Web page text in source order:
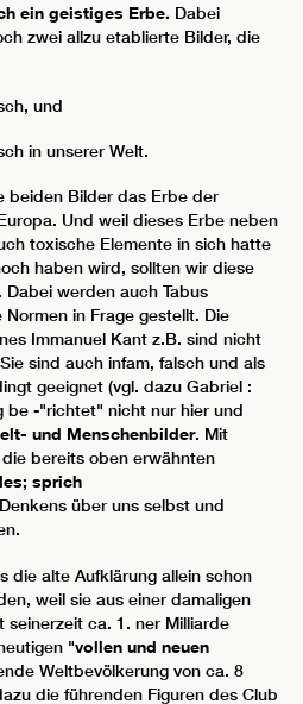
ein geistiges Erbe. Dabei
zwei allzu etablierte Bilder, die
und
in unserer Welt.
beiden Bilder das Erbe der
Und weil dieses Erbe neben
toxische Elemente in sich hatte
haben wird, sollten wir diese
werden auch Tabus
in Frage gestellt. Die
Immanuel Kant z.B. sind nicht
sind auch infam, falsch und als
geeignet (vgl. dazu Gabriel :
be -"richtet" nicht nur hier und
und Menschenbilder. Mit
bereits oben erwähnten
sprich
über uns selbst und
die alte Aufklärung allein schon
weil sie aus einer damaligen
seinerzeit ca. 1. ner Milliarde
"vollen und neuen
Weltbevölkerung von ca. 8
die führenden Figuren des Club